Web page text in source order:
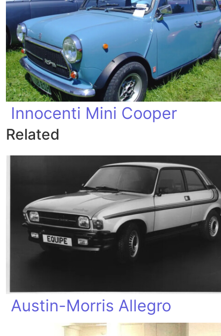
Innocenti Mini Cooper
Related
Austin-Morris Allegro